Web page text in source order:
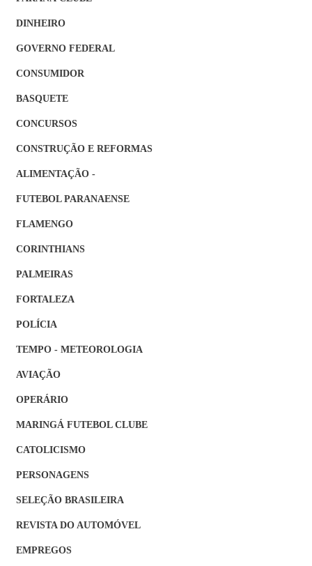
DINHEIRO
GOVERNO FEDERAL
CONSUMIDOR
BASQUETE
CONCURSOS
CONSTRUÇÃO E REFORMAS
ALIMENTAÇÃO -
FUTEBOL PARANAENSE
FLAMENGO
CORINTHIANS
PALMEIRAS
FORTALEZA
POLÍCIA
TEMPO - METEOROLOGIA
AVIAÇÃO
OPERÁRIO
MARINGÁ FUTEBOL CLUBE
CATOLICISMO
PERSONAGENS
SELEÇÃO BRASILEIRA
REVISTA DO AUTOMÓVEL
EMPREGOS